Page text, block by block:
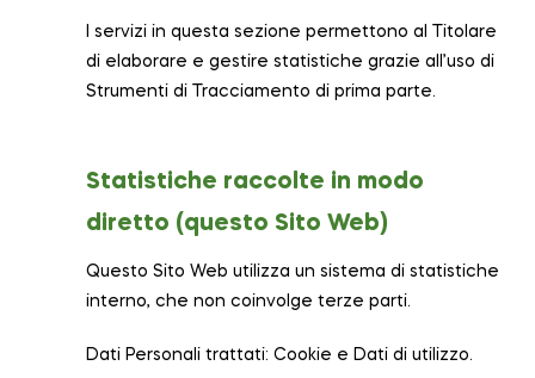
I servizi in questa sezione permettono al Titolare
di elaborare e gestire statistiche grazie all’uso di
Strumenti di Tracciamento di prima parte.
Statistiche raccolte in modo
diretto (questo Sito Web)
Questo Sito Web utilizza un sistema di statistiche
interno, che non coinvolge terze parti.
Dati Personali trattati: Cookie e Dati di utilizzo.